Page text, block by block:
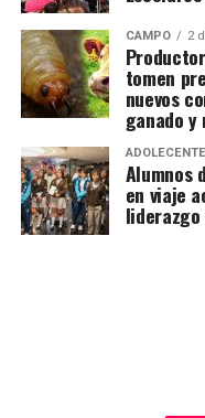
CAMPO 2
tomen
nuevos
ganado
Alumnos
en viaje
liderazgo